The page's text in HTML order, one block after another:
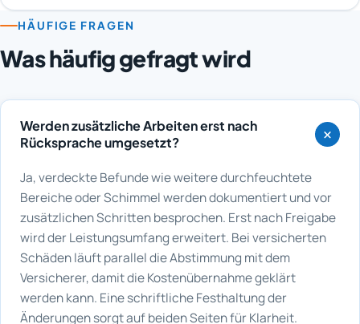
HÄUFIGE FRAGEN
Was häufig gefragt wird
Werden zusätzliche Arbeiten erst nach
Rücksprache umgesetzt?
Ja, verdeckte Befunde wie weitere durchfeuchtete
Bereiche oder Schimmel werden dokumentiert und vor
zusätzlichen Schritten besprochen. Erst nach Freigabe
wird der Leistungsumfang erweitert. Bei versicherten
Schäden läuft parallel die Abstimmung mit dem
Versicherer, damit die Kostenübernahme geklärt
werden kann. Eine schriftliche Festhaltung der
Änderungen sorgt auf beiden Seiten für Klarheit.